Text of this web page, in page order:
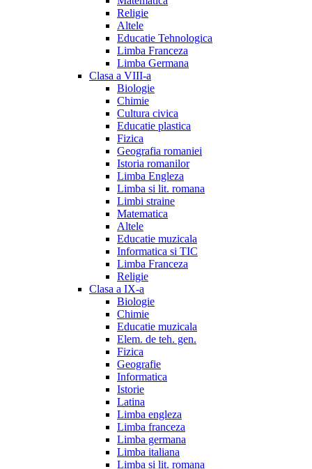
Religie
Altele
Educatie Tehnologica
Limba Franceza
Limba Germana
Clasa a VIII-a
Biologie
Chimie
Cultura civica
Educatie plastica
Fizica
Geografia romaniei
Istoria romanilor
Limba Engleza
Limba si lit. romana
Limbi straine
Matematica
Altele
Educatie muzicala
Informatica si TIC
Limba Franceza
Religie
Clasa a IX-a
Biologie
Chimie
Educatie muzicala
Elem. de teh. gen.
Fizica
Geografie
Informatica
Istorie
Latina
Limba engleza
Limba franceza
Limba germana
Limba italiana
Limba si lit. romana